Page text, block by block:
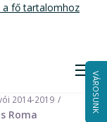
a fő tartalomhoz
VÁROSUNK
2014-2019
Roma